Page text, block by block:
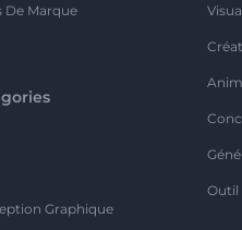
De Marque
Graphique
Outil